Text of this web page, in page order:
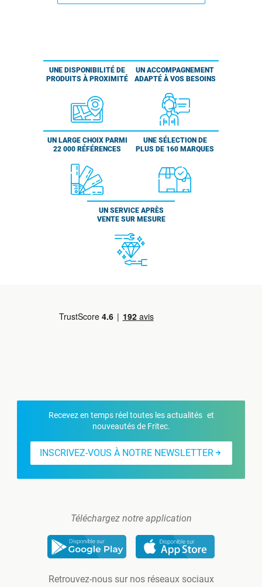
UNE DISPONIBILITÉ DE
PRODUITS À PROXIMITÉ
UN ACCOMPAGNEMENT
ADAPTÉ À VOS BESOINS
UN LARGE CHOIX PARMI
22 000 RÉFÉRENCES
UNE SÉLECTION DE
PLUS DE 160 MARQUES
UN SERVICE APRÈS
VENTE SUR MESURE
Recevez en temps réel toutes les actualités et
nouveautés de Fritec.
INSCRIVEZ-VOUS À NOTRE NEWSLETTER
Téléchargez notre application
Retrouvez-nous sur nos réseaux sociaux